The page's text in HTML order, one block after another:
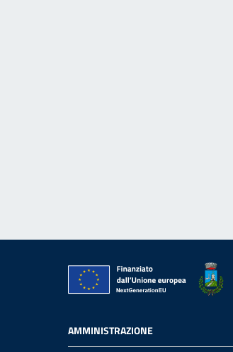
AMMINISTRAZIONE